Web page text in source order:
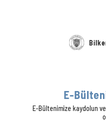
E-
E-Bültenimize kaydolun